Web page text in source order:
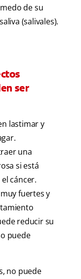
de su
(salivales).
ser
lastimar y
una
si está
cáncer.
fuertes y
reducir su
puede
no puede